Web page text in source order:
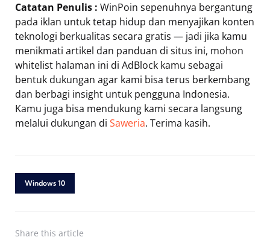
Catatan Penulis : WinPoin sepenuhnya bergantung
pada iklan untuk tetap hidup dan menyajikan konten
teknologi berkualitas secara gratis — jadi jika kamu
menikmati artikel dan panduan di situs ini, mohon
whitelist halaman ini di AdBlock kamu sebagai
bentuk dukungan agar kami bisa terus berkembang
dan berbagi insight untuk pengguna Indonesia.
Kamu juga bisa mendukung kami secara langsung
melalui dukungan di Saweria. Terima kasih.
Windows 10
Share this article